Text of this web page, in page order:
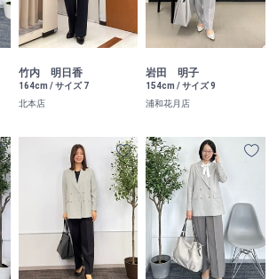
竹内 明日香
164cm / サイズ 7
北本店
岩田 明子
154cm / サイズ 9
浦和花月店